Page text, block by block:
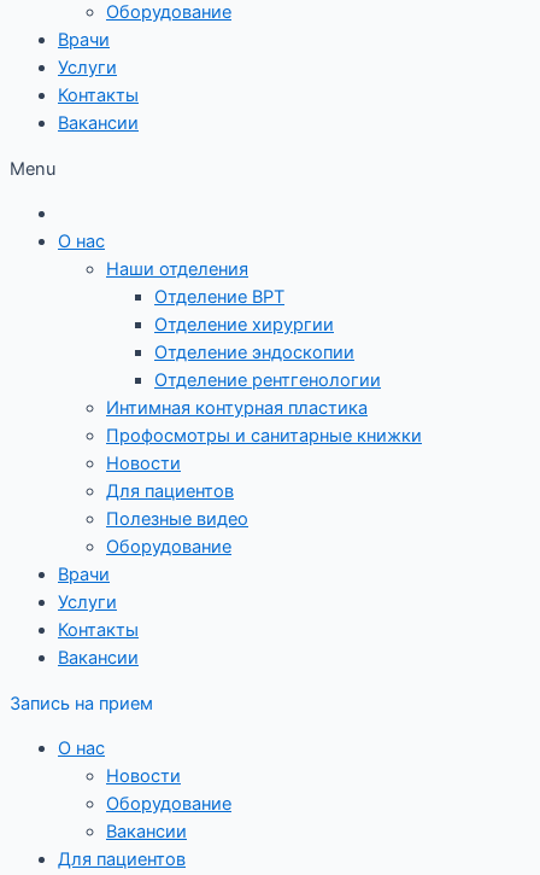
Оборудование
Врачи
Услуги
Контакты
Вакансии
Menu
О нас
Наши отделения
Отделение ВРТ
Отделение хирургии
Отделение эндоскопии
Отделение рентгенологии
Интимная контурная пластика
Профосмотры и санитарные книжки
Новости
Для пациентов
Полезные видео
Оборудование
Врачи
Услуги
Контакты
Вакансии
Запись на прием
О нас
Новости
Оборудование
Вакансии
Для пациентов